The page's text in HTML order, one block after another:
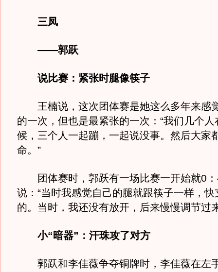
三凤
——郭跃
说比赛：紧张时腿像筷子
王楠说，这次团体赛是她这么多年来感
的一次，但也是最紧张的一次：“我们几个
候，三个人一起蹦，一起说没事。然后大家
命。”
团体赛时，郭跃有一场比赛一开始就0：
说：“当时我感觉自己的腿就跟筷子一样，
的。当时，我还没有放开，后来慢慢调节过
小“暗器”：汗珠攻了对方
郭跃和李佳薇争夺铜牌时，李佳薇在左